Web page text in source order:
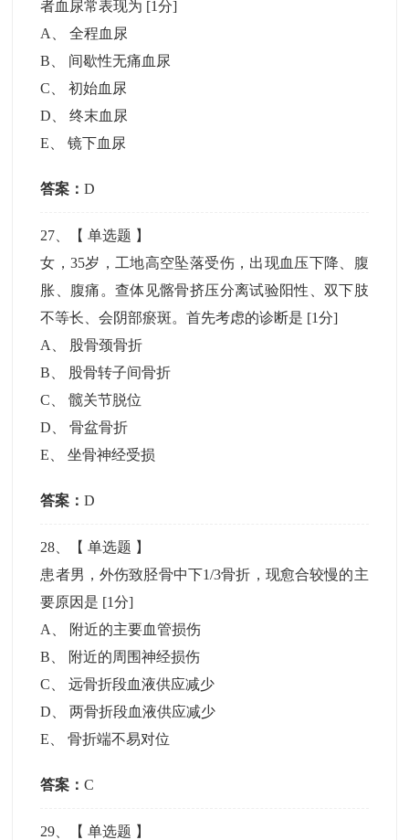
者血尿常表现为 [1分]
A
、全程血尿
B
间歇性无痛血尿
C 、初始血尿
D 、终末血尿
E 、镜下血尿
答案：D
27 、【单选题 】
女，35岁，工地高空坠落受伤，出现血压下降、腹
胀、腹痛。查体见髂骨挤压分离试验阳性、双下肢
不等长、会阴部瘀斑。首先考虑的诊断是 [1分]
A
股骨颈骨折
B
股骨转子间骨折
C 、髋关节脱位
D 、骨盆骨折
E 、坐骨神经受损
答案：D
28 、【单选题 】
患者男，外伤致胫骨中下1/3骨折，现愈合较慢的主
要原因是 [1分]
A
附近的主要血管损伤
B
附近的周围神经损伤
C 、远骨折段血液供应减少
D 、两骨折段血液供应减少
E 、骨折端不易对位
答案：C
29 、【单选题 】